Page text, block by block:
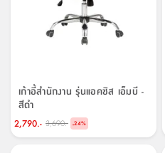
เก้าอี้สำนักงาน รุ่นแอคซิส เอ็มบี -
สีดำ
2,790.- 3,690.- -24%